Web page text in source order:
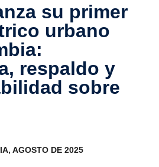
urbano
respaldo y
sobre
AGOSTO DE 2025